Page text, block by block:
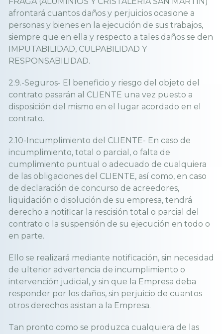
afrontará cuantos daños y perjuicios ocasione a
personas y bienes en la ejecución de sus trabajos,
siempre que en ella y respecto a tales daños se den
IMPUTABILIDAD, CULPABILIDAD Y
RESPONSABILIDAD.
2.9.-Seguros- El beneficio y riesgo del objeto del
contrato pasarán al CLIENTE una vez puesto a
disposición del mismo en el lugar acordado en el
contrato.
2.10-Incumplimiento del CLIENTE- En caso de
incumplimiento, total o parcial, o falta de
cumplimiento puntual o adecuado de cualquiera
de las obligaciones del CLIENTE, así como, en caso
de declaración de concurso de acreedores,
liquidación o disolución de su empresa, tendrá
derecho a notificar la rescisión total o parcial del
contrato o la suspensión de su ejecución en todo o
en parte.
Ello se realizará mediante notificación, sin necesidad
de ulterior advertencia de incumplimiento o
intervención judicial, y sin que la Empresa deba
responder por los daños, sin perjuicio de cuantos
otros derechos asistan a la Empresa.
Tan pronto como se produzca cualquiera de las